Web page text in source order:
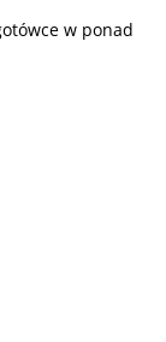
w ponad